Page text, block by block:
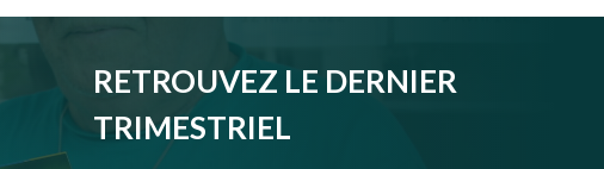
RETROUVEZ LE DERNIER
TRIMESTRIEL